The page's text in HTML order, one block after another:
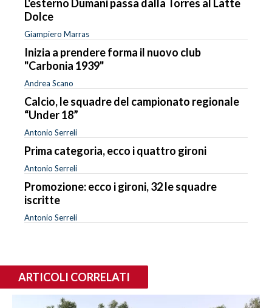
L'esterno Dumani passa dalla Torres al Latte
Dolce
Giampiero Marras
Inizia a prendere forma il nuovo club
"Carbonia 1939"
Andrea Scano
Calcio, le squadre del campionato regionale
“Under 18”
Antonio Serreli
Prima categoria, ecco i quattro gironi
Antonio Serreli
Promozione: ecco i gironi, 32 le squadre
iscritte
Antonio Serreli
ARTICOLI CORRELATI